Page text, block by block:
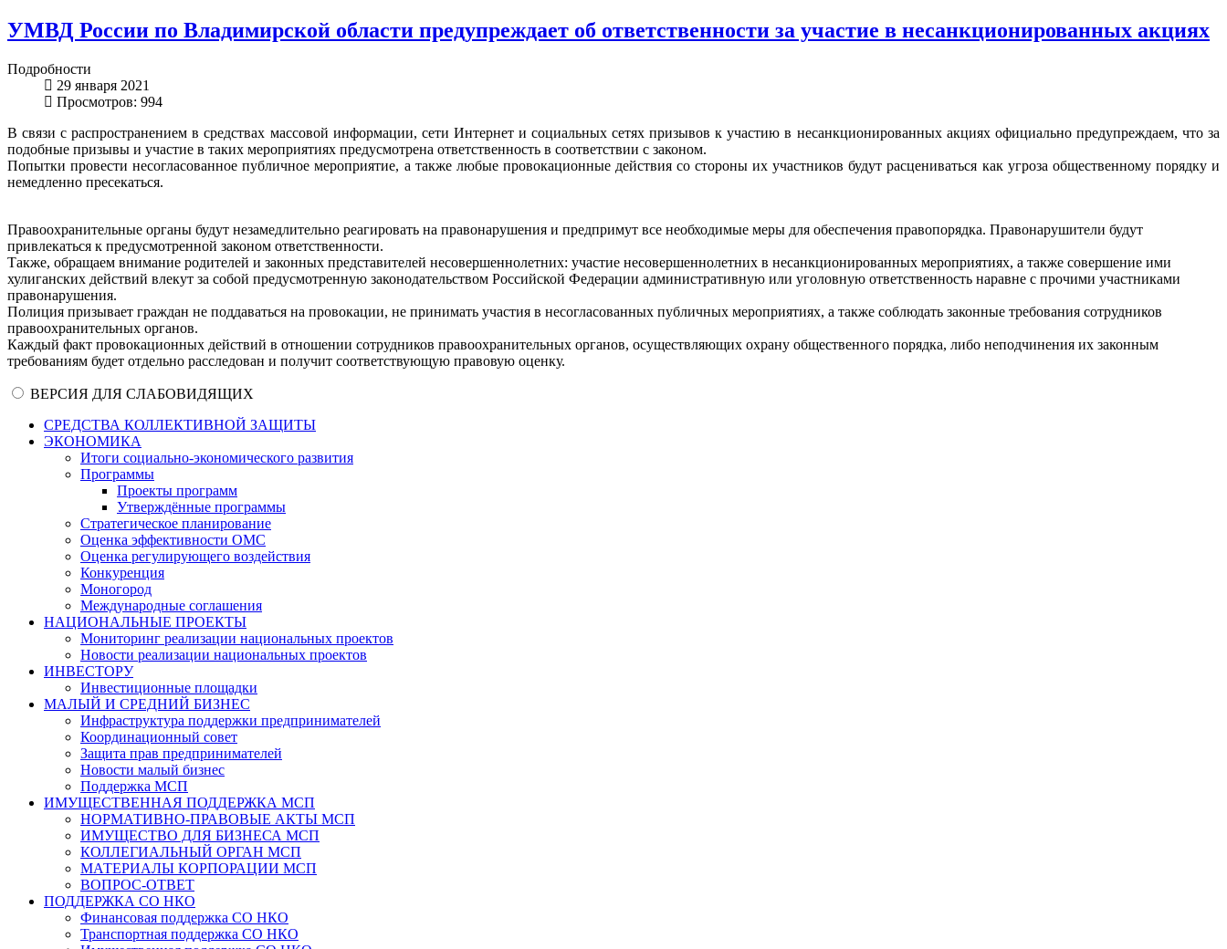
УМВД России по Владимирской области предупреждает об ответственности за участие в несанкционированных акциях
Подробности
29 января 2021
Просмотров: 994
В связи с распространением в средствах массовой информации, сети Интернет и социальных сетях призывов к участию в несанкционированных акциях официально предупреждаем, что за
подобные призывы и участие в таких мероприятиях предусмотрена ответственность в соответствии с законом.
Попытки провести несогласованное публичное мероприятие, а также любые провокационные действия со стороны их участников будут расцениваться как угроза общественному порядку и
немедленно пресекаться.
Правоохранительные органы будут незамедлительно реагировать на правонарушения и предпримут все необходимые меры для обеспечения правопорядка. Правонарушители будут
привлекаться к предусмотренной законом ответственности.
Также, обращаем внимание родителей и законных представителей несовершеннолетних: участие несовершеннолетних в несанкционированных мероприятиях, а также совершение ими
хулиганских действий влекут за собой предусмотренную законодательством Российской Федерации административную или уголовную ответственность наравне с прочими участниками
правонарушения.
Полиция призывает граждан не поддаваться на провокации, не принимать участия в несогласованных публичных мероприятиях, а также соблюдать законные требования сотрудников
правоохранительных органов.
Каждый факт провокационных действий в отношении сотрудников правоохранительных органов, осуществляющих охрану общественного порядка, либо неподчинения их законным
требованиям будет отдельно расследован и получит соответствующую правовую оценку.
ВЕРСИЯ ДЛЯ СЛАБОВИДЯЩИХ
СРЕДСТВА КОЛЛЕКТИВНОЙ ЗАЩИТЫ
ЭКОНОМИКА
Итоги социально-экономического развития
Программы
Проекты программ
Утверждённые программы
Стратегическое планирование
Оценка эффективности ОМС
Оценка регулирующего воздействия
Конкуренция
Моногород
Международные соглашения
НАЦИОНАЛЬНЫЕ ПРОЕКТЫ
Мониторинг реализации национальных проектов
Новости реализации национальных проектов
ИНВЕСТОРУ
Инвестиционные площадки
МАЛЫЙ И СРЕДНИЙ БИЗНЕС
Инфраструктура поддержки предпринимателей
Координационный совет
Защита прав предпринимателей
Новости малый бизнес
Поддержка МСП
ИМУЩЕСТВЕННАЯ ПОДДЕРЖКА МСП
НОРМАТИВНО-ПРАВОВЫЕ АКТЫ МСП
ИМУЩЕСТВО ДЛЯ БИЗНЕСА МСП
КОЛЛЕГИАЛЬНЫЙ ОРГАН МСП
МАТЕРИАЛЫ КОРПОРАЦИИ МСП
ВОПРОС-ОТВЕТ
ПОДДЕРЖКА СО НКО
Финансовая поддержка СО НКО
Транспортная поддержка СО НКО